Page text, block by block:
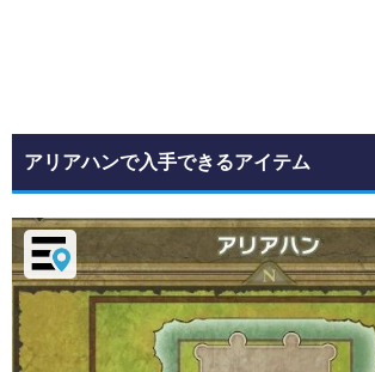
アリアハンで入手できるアイテム